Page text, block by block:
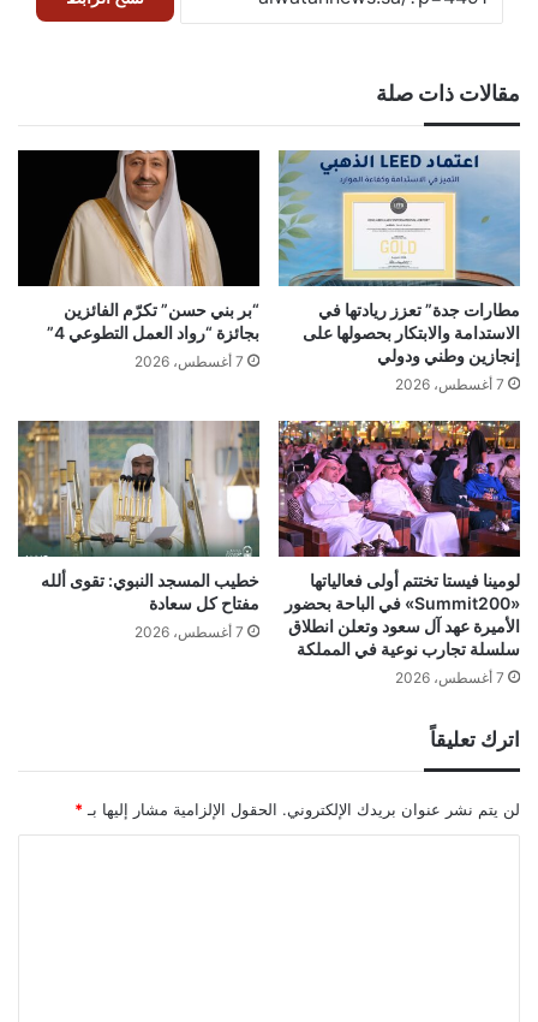
مقالات ذات صلة
مطارات جدة” تعزز ريادتها في
الاستدامة والابتكار بحصولها على
إنجازين وطني ودولي
7 أغسطس، 2026
“بر بني حسن” تكرّم الفائزين
بجائزة “رواد العمل التطوعي 4”
7 أغسطس، 2026
لومينا فيستا تختتم أولى فعالياتها
«Summit200» في الباحة بحضور
الأميرة عهد آل سعود وتعلن انطلاق
سلسلة تجارب نوعية في المملكة
7 أغسطس، 2026
خطيب المسجد النبوي: تقوى ألله
مفتاح كل سعادة
7 أغسطس، 2026
اترك تعليقاً
لن يتم نشر عنوان بريدك الإلكتروني. الحقول الإلزامية مشار إليها بـ*